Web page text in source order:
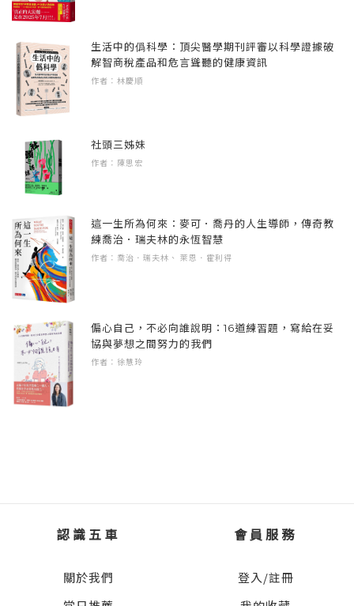
2 記憶
【柒】 已逝的豪傑
1 追逃
3 忠將
【捌】 黑影後的神光
1 幕後黑手
2 黑流
3 再會
4 文魔偽神
【玖】 致更好的未來
1 回首
2 盼望
─你要去哪裡？
潮濕泥土與草木的氣息。
「唔，我……。」少年驚醒睜開了雙眼，「我
自天空不斷落下的竟然不是雨滴，而是雪花，
結晶碰在他皮膚上隨即融化為冰冷的水滑落。
「雪？」少年驚覺自己正躺在荒山野嶺的泥水
之中，不知道已經昏迷了多久，渾身感到冰
冷，而且似乎有個黑影伏在自己上方。
「嘎……咕嚕……。」一個漆黑巨大的物體，
乍看像是個人，但下半身卻如同巨大的蟒蛇一
般又粗又長，扎在泥土裡緩緩扭動。像人的部
分細看頭部沒有五官，反而胸口位置開了一張
宛如夢幻的落雪中，更不真實的怪物全身宛如
「我……我不知道……。」少年只能顫抖著回
生活中的僞科學：頂尖醫學期刊評審以科學證據破
解智商稅產品和危言聳聽的健康資訊
作者：林慶順
社頭三姊妹
作者：陳思宏
這一生所為何來：麥可．喬丹的人生導師，傳奇教
練喬治．瑞夫林的永恆智慧
作者：喬治．瑞夫林、 萊恩．霍利得
偏心自己，不必向誰說明：16道練習題，寫給在妥
協與夢想之間努力的我們
作者：徐慧玲
認識五車
關於我們
會員服務
登入/註冊